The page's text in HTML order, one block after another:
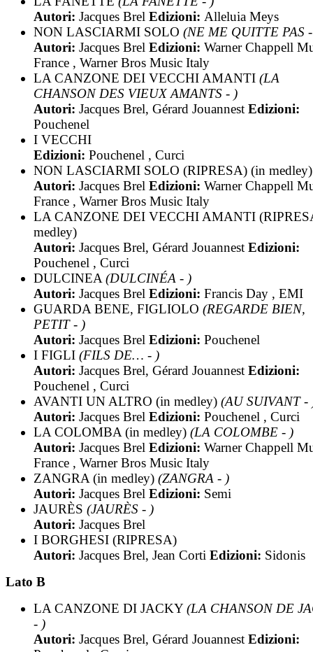
Autori: Jacques Brel Edizioni: Alleluia Meys
NON LASCIARMI SOLO (NE ME QUITTE PAS
Autori: Jacques Brel Edizioni: Warner Chappell
France , Warner Bros Music Italy
LA CANZONE DEI VECCHI AMANTI (LA
CHANSON DES VIEUX AMANTS - )
Autori: Jacques Brel, Gérard Jouannest Edizioni:
Pouchenel
I VECCHI
Edizioni: Pouchenel , Curci
NON LASCIARMI SOLO (RIPRESA) (in medley)
Autori: Jacques Brel Edizioni: Warner Chappell
France , Warner Bros Music Italy
LA CANZONE DEI VECCHI AMANTI
medley)
Autori: Jacques Brel, Gérard Jouannest Edizioni:
Pouchenel , Curci
DULCINEA(DULCINÉA - )
Autori: Jacques Brel Edizioni: Francis Day , EMI
GUARDA BENE, FIGLIOLO (REGARDE BIEN,
PETIT - )
Autori: Jacques Brel Edizioni: Pouchenel
I FIGLI (FILS DE… - )
Autori: Jacques Brel, Gérard Jouannest Edizioni:
Pouchenel , Curci
AVANTI UN ALTRO (in medley) (AU SUIVANT -
Autori: Jacques Brel Edizioni: Pouchenel , Curci
LA COLOMBA (in medley) (LA COLOMBE - )
Autori: Jacques Brel Edizioni: Warner Chappell
France , Warner Bros Music Italy
ZANGRA (in medley) (ZANGRA - )
Autori: Jacques Brel Edizioni: Semi
JAURÈS (JAURÈS - )
Autori: Jacques Brel
I BORGHESI (RIPRESA)
Autori: Jacques Brel, Jean Corti Edizioni: Sidonis
Lato B
LA CANZONE DI JACKY(LA CHANSON DE
- )
Autori: Jacques Brel, Gérard Jouannest Edizioni: